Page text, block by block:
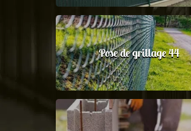
Pose de grillage 44